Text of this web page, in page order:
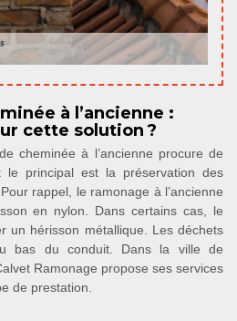
à l’ancienne :
cette solution ?
cheminée à l’ancienne procure de
le principal est la préservation des
rappel, le ramonage à l’ancienne
en nylon. Dans certains cas, le
un hérisson métallique. Les déchets
bas du conduit. Dans la ville de
Ramonage propose ses services
de prestation.